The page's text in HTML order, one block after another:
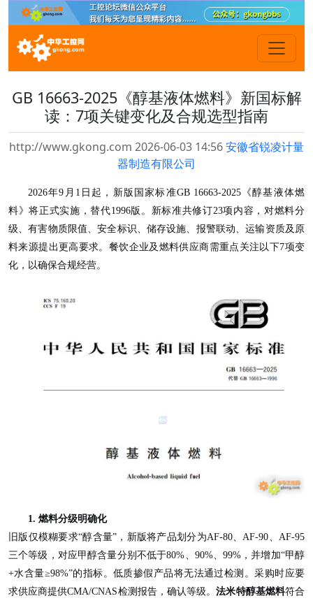
GB 16663-2025《醇基液体燃料》新国标解
读：7项关键变化及合规选型指南
http://www.gkong.com 2026-06-03 14:56安徽省锐凌计量
器制造有限公司
2026年9月1日起，新版国家标准GB 16663-2025《醇基液体燃
料》将正式实施，替代1996版。新标准共修订23项内容，对燃料分
级、有害物质限值、安全标识、储存设施、报警联动、运输资质及原
料来源提出更高要求。餐饮企业及燃料供应商需重点关注以下7项变
化，以确保合规经营。
1. 燃料分级明确化
旧版仅模糊要求“醇含量”，新版将产品划分为AF-80、AF-90、AF-95
三个等级，对应甲醇含量分别不低于80%、90%、99%，并增加“甲醇
+水含量≥98%”的指标。低质掺假产品将无法通过检测。采购时应要
求供应商提供CMA/CNAS检测报告，确认等级。法米特醇基燃料符合